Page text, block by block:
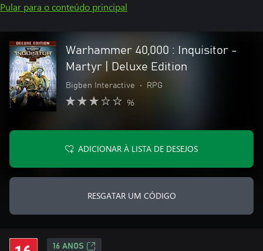
Pular para o conteúdo principal
Warhammer 40,000 : Inquisitor -
Martyr | Deluxe Edition
Bigben Interactive • RPG
96
ADICIONAR À LISTA DE DESEJOS
RESGATAR UM CÓDIGO
16 ANOS